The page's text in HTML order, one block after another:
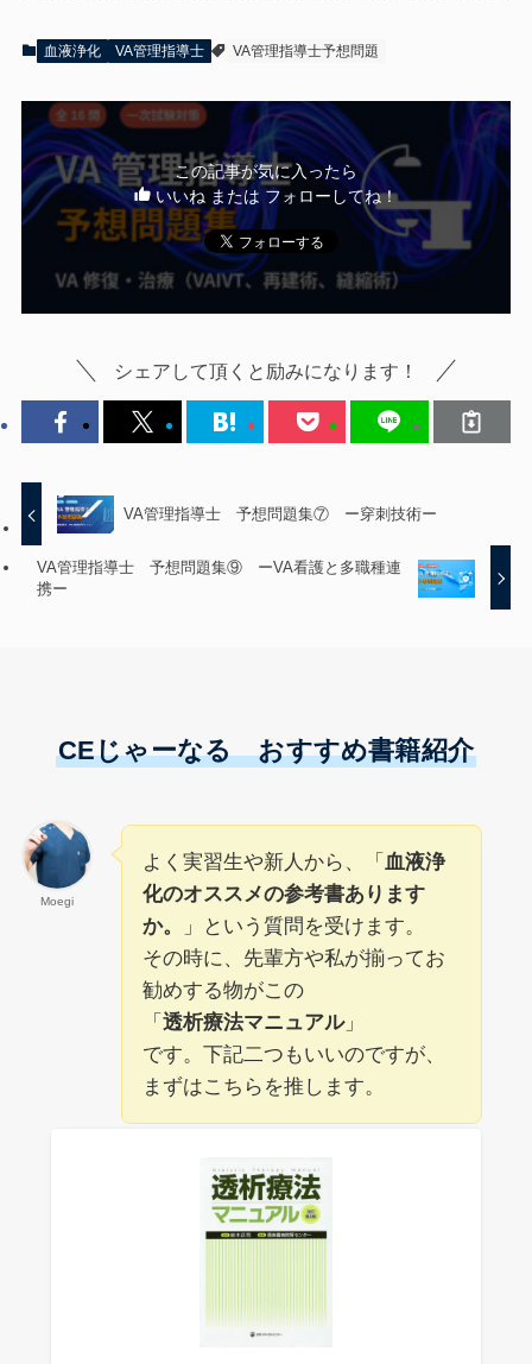
血液浄化 VA管理指導士 VA管理指導士予想問題
この記事が気に入ったら
いいね または フォローしてね！
シェアして頂くと励みになります！
VA管理指導士 予想問題集⑦ ー穿刺技術ー
VA管理指導士 予想問題集⑨ ーVA看護と多職種連
携ー
CEじゃーなる おすすめ書籍紹介
Moegi
よく実習生や新人から、「 血液浄
化のオススメの参考書あります
か。
」という質問を受けます。
その時に、先輩方や私が揃ってお
勧めする物がこの
「 透析療法マニュアル」
です。下記二つもいいのですが、
まずはこちらを推します。